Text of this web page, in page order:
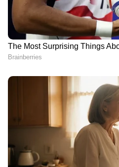
DOWNLOAD APP
RECOMMENDED STORIES
എപ്സ്റ്റീൻ